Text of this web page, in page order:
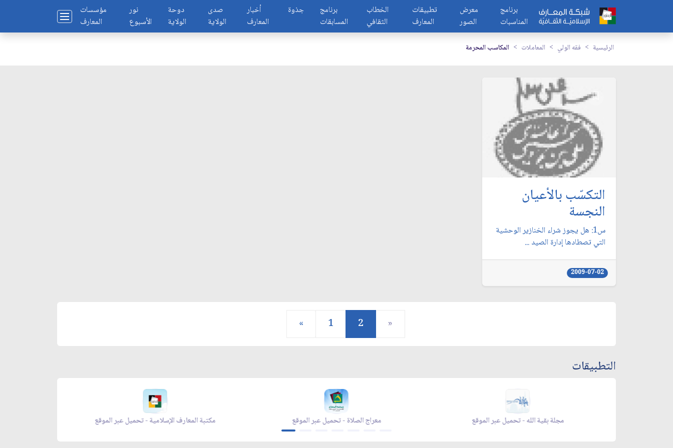
مؤسسات
المعارف
نور
الأسبوع
دوحة
الولاية
صدى
الولاية
أخبار
المعارف
جذوة
برنامج
المسابقات
الخطاب
الثقافي
تطبيقات
المعارف
معرض
الصور
برنامج
المناسبات
الرئيسية فقه الولي المعاملات المكاسب المحرمة
التكسّب بالأعيان
النجسة
س1: هل يجوز شراء الخنازير الوحشية
التي تصطادها إدارة الصيد ...
2009-07-02
« 1 2 »
التطبيقات
مكتبة المعارف الإسلامية - تحميل عبر الموقع معراج الصلاة - تحميل عبر الموقع مجلة بقية الله - تحميل عبر الموقع